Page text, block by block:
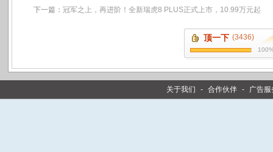
下一篇： 冠军之上，再进阶！全新瑞虎8 PLUS正式上市，10.99万元起
顶一下 (3436)
关于我们 - 合作伙伴 - 广告服